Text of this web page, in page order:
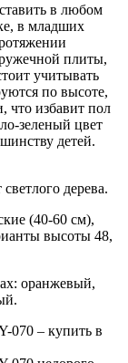
в любом
в младших
плиты,
учитывать
по высоте,
что избавит пол
зеленый цвет
детей.
дерева.
(40-60 см),
высоты 48,
оранжевый,
070 – купить в